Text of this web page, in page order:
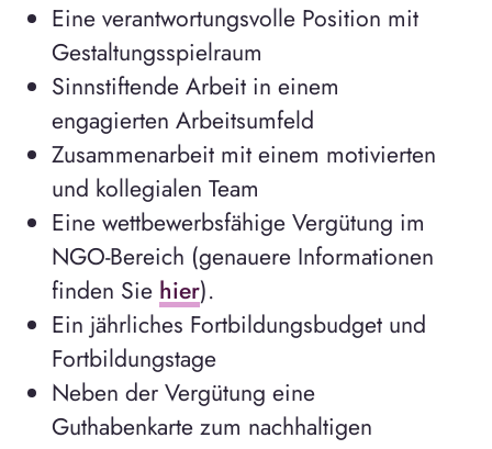
Eine verantwortungsvolle Position mit
Gestaltungsspielraum
Sinnstiftende Arbeit in einem
engagierten Arbeitsumfeld
Zusammenarbeit mit einem motivierten
und kollegialen Team
Eine wettbewerbsfähige Vergütung im
NGO-Bereich (genauere Informationen
finden Sie hier).
Ein jährliches Fortbildungsbudget und
Fortbildungstage
Neben der Vergütung eine
Guthabenkarte zum nachhaltigen